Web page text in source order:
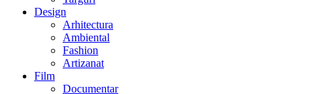
Design
Arhitectura
Ambiental
Fashion
Artizanat
Film
Documentar